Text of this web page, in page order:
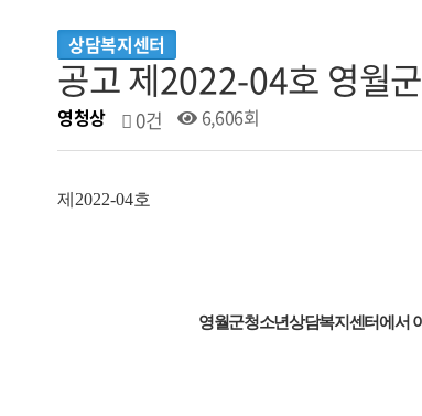
상담복지센터
공고 제2022-04호 영월
영청상 0건 6,606회
제 2022-04호
영월군청소년상담복지센터에서 아래와 같